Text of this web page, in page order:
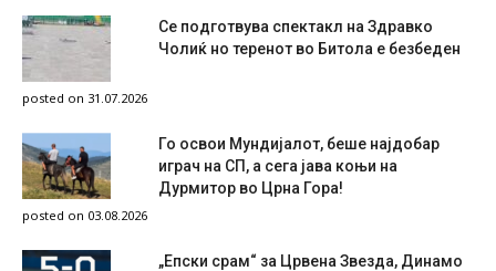
Се подготвува спектакл на Здравко
Чолиќ но теренот во Битола е безбеден
posted on 31.07.2026
Го освои Мундијалот, беше најдобар
играч на СП, а сега јава коњи на
Дурмитор во Црна Гора!
posted on 03.08.2026
„Епски срам“ за Црвена Звезда, Динамо